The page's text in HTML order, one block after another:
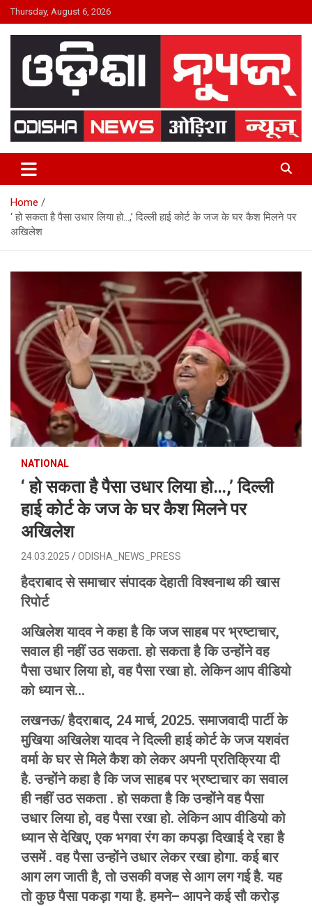
Skip
to
content
Thursday, August 6, 2026
ODISHA NEWS
Home
‘ हो सकता है पैसा उधार लिया हो…,’ दिल्ली हाई कोर्ट के जज के घर कैश मिलने पर
अखिलेश
NATIONAL
‘ हो सकता है पैसा उधार लिया हो…,’ दिल्ली
हाई कोर्ट के जज के घर कैश मिलने पर
अखिलेश
24.03.2025 ODISHA_NEWS_PRESS
हैदराबाद से समाचार संपादक देहाती विश्वनाथ की खास
रिपोर्ट
अखिलेश यादव ने कहा है कि जज साहब पर भ्रष्टाचार,
सवाल ही नहीं उठ सकता. हो सकता है कि उन्होंने वह
पैसा उधार लिया हो, वह पैसा रखा हो. लेकिन आप वीडियो
को ध्यान से…
लखनऊ/ हैदराबाद, 24 मार्च, 2025. समाजवादी पार्टी के
मुखिया अखिलेश यादव ने दिल्ली हाई कोर्ट के जज यशवंत
वर्मा के घर से मिले कैश को लेकर अपनी प्रतिक्रिया दी
है. उन्होंने कहा है कि जज साहब पर भ्रष्टाचार का सवाल
ही नहीं उठ सकता . हो सकता है कि उन्होंने वह पैसा
उधार लिया हो, वह पैसा रखा हो. लेकिन आप वीडियो को
ध्यान से देखिए, एक भगवा रंग का कपड़ा दिखाई दे रहा है
उसमें . वह पैसा उन्होंने उधार लेकर रखा होगा. कई बार
आग लग जाती है, तो उसकी वजह से आग लग गई है. यह
तो कुछ पैसा पकड़ा गया है. हमने– आपने कई सौ करोड़